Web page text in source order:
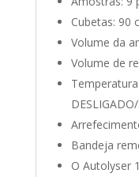
Cubetas: 90
Volume da
Volume de
Bandeja
O Autolyser